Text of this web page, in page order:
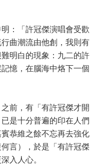
：「許冠傑演唱會受歡
曲潮流由他創，我則有
明白的現象：九二的許
憶，在腦海中烙下一個
前，有「有許冠傑才開
是十分普遍的印在人們
恭維之餘不忘再去強化
言），於是「有許冠傑
入人心。